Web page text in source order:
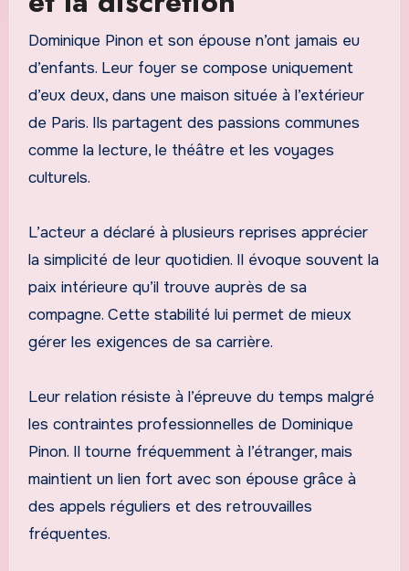
Dominique Pinon et son épouse n’ont jamais eu
d’enfants. Leur foyer se compose uniquement
d’eux deux, dans une maison située à l’extérieur
de Paris. Ils partagent des passions communes
comme la lecture, le théâtre et les voyages
culturels.
L’acteur a déclaré à plusieurs reprises apprécier
la simplicité de leur quotidien. Il évoque souvent la
paix intérieure qu’il trouve auprès de sa
compagne. Cette stabilité lui permet de mieux
gérer les exigences de sa carrière.
Leur relation résiste à l’épreuve du temps malgré
les contraintes professionnelles de Dominique
Pinon. Il tourne fréquemment à l’étranger, mais
maintient un lien fort avec son épouse grâce à
des appels réguliers et des retrouvailles
fréquentes.